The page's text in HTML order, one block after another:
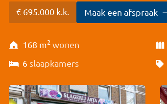
€ 695.000 k.k. Maak een afspraak
168 m2 wonen
6 slaapkamers